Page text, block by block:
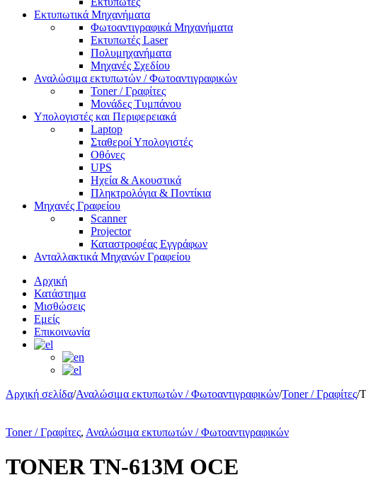
Εκτυπωτικά Μηχανήματα
Φωτοαντιγραφικά Μηχανήματα
Εκτυπωτές Laser
Πολυμηχανήματα
Μηχανές Σχεδίου
Αναλώσιμα εκτυπωτών / Φωτοαντιγραφικών
Toner / Γραφίτες
Μονάδες Τυμπάνου
Υπολογιστές και Περιφερειακά
Laptop
Σταθεροί Υπολογιστές
Οθόνες
UPS
Ηχεία & Ακουστικά
Πληκτρολόγια & Ποντίκια
Μηχανές Γραφείου
Scanner
Projector
Καταστροφέας Εγγράφων
Ανταλλακτικά Μηχανών Γραφείου
Αρχική
Κατάστημα
Μισθώσεις
Εμείς
Επικοινωνία
Αρχική σελίδα/Αναλώσιμα εκτυπωτών / Φωτοαντιγραφικών/Toner / Γραφίτες/
Toner / Γραφίτες, Αναλώσιμα εκτυπωτών / Φωτοαντιγραφικών
TONER TN-613M OCE